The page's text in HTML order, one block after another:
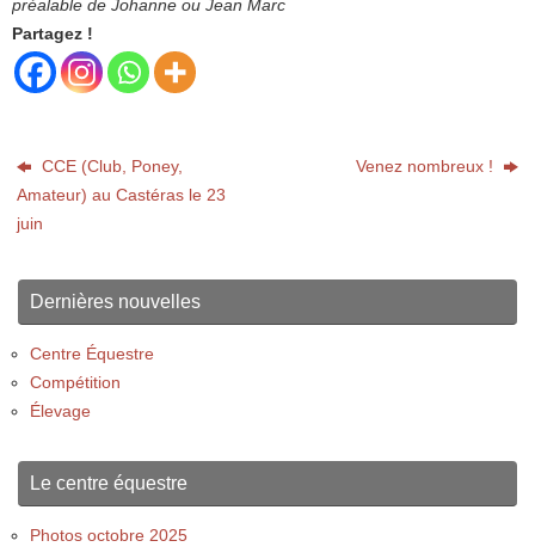
préalable de Johanne ou Jean Marc
Partagez !
CCE (Club, Poney,
Amateur) au Castéras le 23
juin
Venez nombreux !
Dernières nouvelles
Centre Équestre
Compétition
Élevage
Le centre équestre
Photos octobre 2025